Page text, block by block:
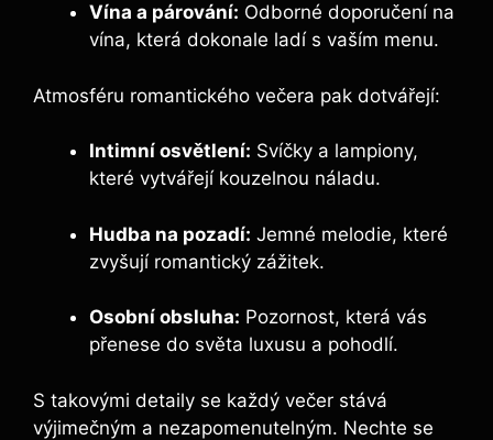
Vína a párování: Odborné doporučení na
vína, která dokonale ladí s vaším menu.
Atmosféru romantického večera pak dotvářejí:
Intimní osvětlení: Svíčky a lampiony,
které vytvářejí kouzelnou náladu.
Hudba na pozadí: Jemné melodie, které
zvyšují romantický zážitek.
Osobní obsluha: Pozornost, která vás
přenese do světa luxusu a pohodlí.
S takovými detaily se každý večer stává
výjimečným a nezapomenutelným. Nechte se